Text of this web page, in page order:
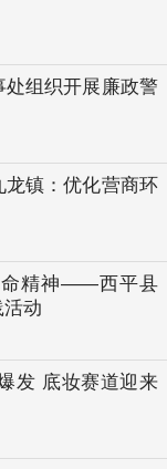
组织开展廉政警
镇：优化营商环
命精神——西平县
动
发 底妆赛道迎来